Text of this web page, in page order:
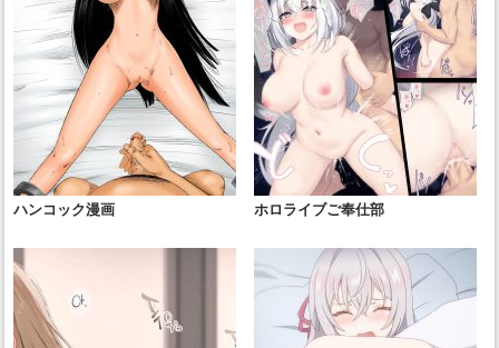
ハンコック漫画 ホロライブご奉仕部